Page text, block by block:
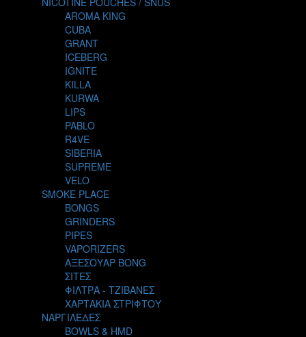
TIKI MAHU
TWIST
VGOD
WILD ZOO
YETI
AROMA KING
CUBA
GRANT
ICEBERG
IGNITE
KILLA
KURWA
LIPS
PABLO
R4VE
SIBERIA
SUPREME
VELO
SMOKE PLACE
BONGS
GRINDERS
PIPES
VAPORIZERS
ΑΞΕΣΟΥΑΡ BONG
ΣΙΤΕΣ
ΦΙΛΤΡΑ - ΤΖΙΒΑΝΕΣ
ΧΑΡΤΑΚΙΑ ΣΤΡΙΦΤΟΥ
ΝΑΡΓΙΛΕΔΕΣ
BOWLS & HMD